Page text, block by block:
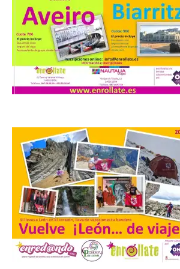
9 Ago 2026
El programa de
actividades está
organizado por la
Asociación Cultural
«Amigos de la Velilla» con
la colaboración del Club de entibadores
Valderrueda la Romería de verano […]
La Diputación de Zamora
invita a descubrir la raya
sobre dos ruedas con una
gran ruta cicloturística
entre Vimioso y Trabazos
9 Ago 2026